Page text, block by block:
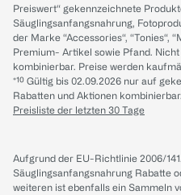
Preiswert“ gekennzeichnete
Säuglingsanfangsnahrung,
der Marke “Accessories“, “Tonies“,
Premium- Artikel sowie Pfand.
kombinierbar. Preise werden
*¹⁰ Gültig bis 02.09.2026 nur auf
Rabatten und Aktionen
Preisliste der letzten 30 Tage
Aufgrund der EU-Richtlinie 2006/
Säuglingsanfangsnahrung Rabatte
weiteren ist ebenfalls ein Sammeln